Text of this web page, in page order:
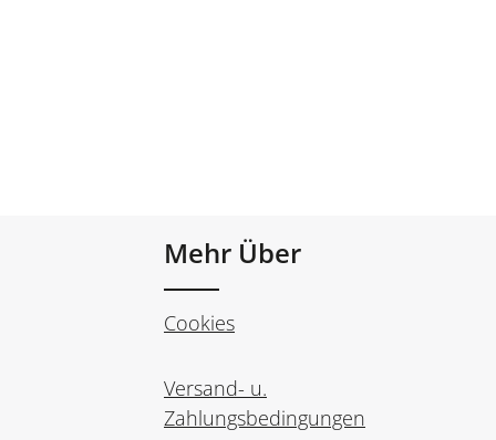
Mehr Über
Cookies
Versand- u.
Zahlungsbedingungen